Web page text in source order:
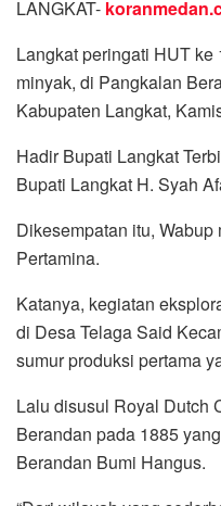
LANGKAT-
Langkat peringati HUT
minyak, di Pangkalan
Kabupaten Langkat,
Hadir Bupati Langkat
Bupati Langkat H. Syah
Dikesempatan itu,
Pertamina.
Katanya, kegiatan
di Desa Telaga Said
sumur produksi pertama
Lalu disusul Royal Dutch
Berandan pada 1885
Berandan Bumi Hangus.